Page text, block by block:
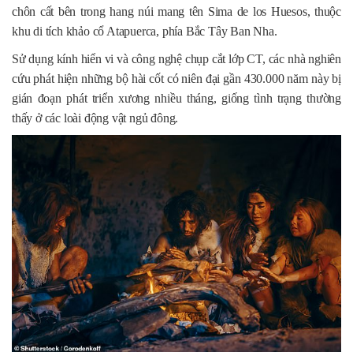
chôn cất bên trong hang núi mang tên Sima de los Huesos, thuộc
khu di tích khảo cổ Atapuerca, phía Bắc Tây Ban Nha.
Sử dụng kính hiển vi và công nghệ chụp cắt lớp CT, các nhà nghiên
cứu phát hiện những bộ hài cốt có niên đại gần 430.000 năm này bị
gián đoạn phát triển xương nhiều tháng, giống tình trạng thường
thấy ở các loài động vật ngủ đông.